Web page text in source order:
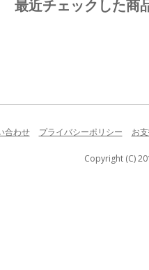
最近チェックした商
合わせ プライバシーポリシー お
Copyright (C)